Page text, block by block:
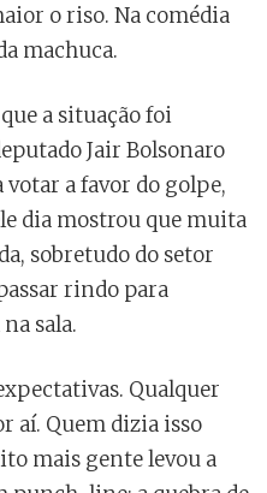
o riso. Na comédia
machuca.
a situação foi
Jair Bolsonaro
a favor do golpe,
dia mostrou que muita
sobretudo do setor
rindo para
sala.
Qualquer
aí. Quem dizia isso
mais gente levou a